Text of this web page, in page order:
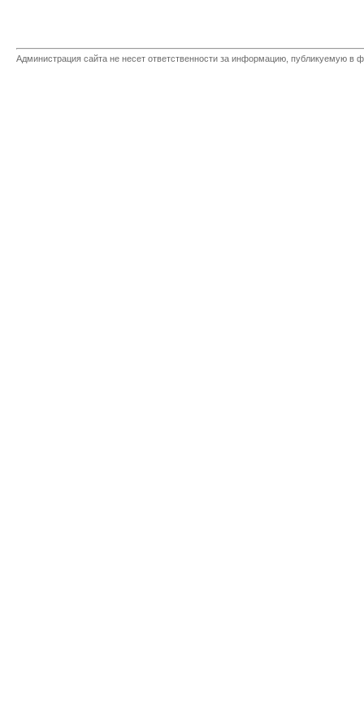
Администрация сайта не несет ответственности за информацию, публикуемую